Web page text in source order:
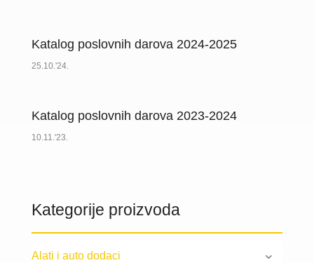
Katalog poslovnih darova 2024-2025
25.10.'24.
Katalog poslovnih darova 2023-2024
10.11.'23.
Kategorije proizvoda
Alati i auto dodaci